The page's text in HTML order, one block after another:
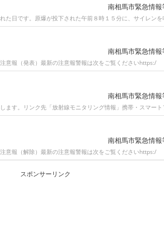
南相馬市緊急情報
日です。原爆が投下された午前８時１５分に、サイレン
南相馬市緊急情報
意報（発表）最新の注意報警報は次をご覧くださいhttps:/
南相馬市緊急情報
ます。リンク先「放射線モニタリング情報」携帯・スマー
南相馬市緊急情報
意報（解除）最新の注意報警報は次をご覧くださいhttps:/
スポンサーリンク